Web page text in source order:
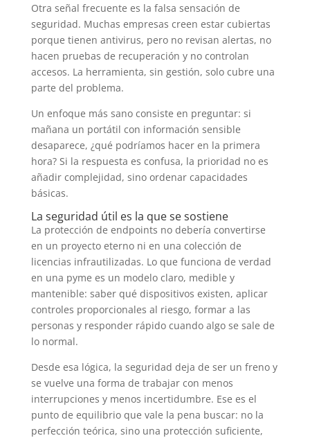
Otra señal frecuente es la falsa sensación de
seguridad. Muchas empresas creen estar cubiertas
porque tienen antivirus, pero no revisan alertas, no
hacen pruebas de recuperación y no controlan
accesos. La herramienta, sin gestión, solo cubre una
parte del problema.
Un enfoque más sano consiste en preguntar: si
mañana un portátil con información sensible
desaparece, ¿qué podríamos hacer en la primera
hora? Si la respuesta es confusa, la prioridad no es
añadir complejidad, sino ordenar capacidades
básicas.
La seguridad útil es la que se sostiene
La protección de endpoints no debería convertirse
en un proyecto eterno ni en una colección de
licencias infrautilizadas. Lo que funciona de verdad
en una pyme es un modelo claro, medible y
mantenible: saber qué dispositivos existen, aplicar
controles proporcionales al riesgo, formar a las
personas y responder rápido cuando algo se sale de
lo normal.
Desde esa lógica, la seguridad deja de ser un freno y
se vuelve una forma de trabajar con menos
interrupciones y menos incertidumbre. Ese es el
punto de equilibrio que vale la pena buscar: no la
perfección teórica, sino una protección suficiente,